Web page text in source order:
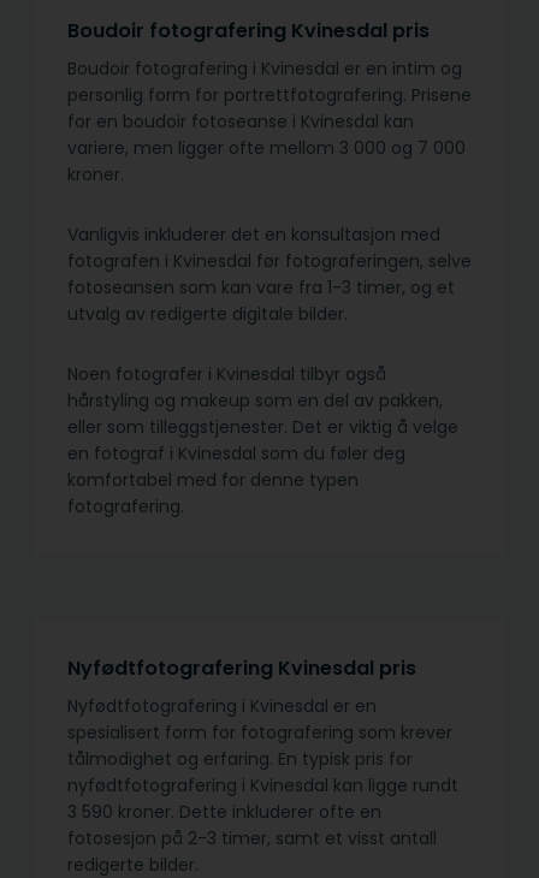
Boudoir fotografering Kvinesdal pris
Boudoir fotografering i Kvinesdal er en intim og
personlig form for portrettfotografering. Prisene
for en boudoir fotoseanse i Kvinesdal kan
variere, men ligger ofte mellom 3 000 og 7 000
kroner.
Vanligvis inkluderer det en konsultasjon med
fotografen i Kvinesdal før fotograferingen, selve
fotoseansen som kan vare fra 1-3 timer, og et
utvalg av redigerte digitale bilder.
Noen fotografer i Kvinesdal tilbyr også
hårstyling og makeup som en del av pakken,
eller som tilleggstjenester. Det er viktig å velge
en fotograf i Kvinesdal som du føler deg
komfortabel med for denne typen
fotografering.
Nyfødtfotografering Kvinesdal pris
Nyfødtfotografering i Kvinesdal er en
spesialisert form for fotografering som krever
tålmodighet og erfaring. En typisk pris for
nyfødtfotografering i Kvinesdal kan ligge rundt
3 590 kroner. Dette inkluderer ofte en
fotosesjon på 2-3 timer, samt et visst antall
redigerte bilder.